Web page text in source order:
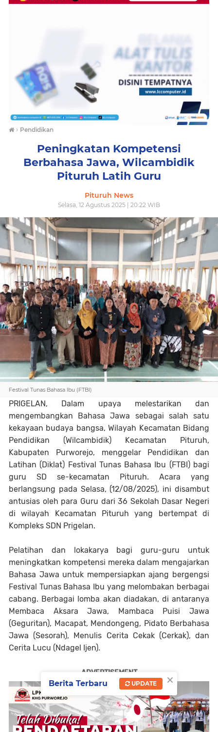
› Pendidikan
Peningkatan Kompetensi
Berbahasa Jawa, Wilcambidik
Pituruh Latih Guru
Pituruh News
Selasa, 12 Agustus 2025 | 20:22 WIB
Festival Tunas Bahasa Ibu (FTBI)
PRIGELAN, Dalam upaya melestarikan dan
mengembangkan Bahasa Jawa sebagai salah satu
kekayaan budaya bangsa, Wilayah Kecamatan Bidang
Pendidikan (Wilcambidik) Kecamatan Pituruh,
Kabupaten Purworejo, menggelar Pendidikan dan
Latihan (Diklat) Festival Tunas Bahasa Ibu (FTBI) bagi
guru SD se-kecamatan Pituruh. Acara yang
berlangsung pada Selasa, (12/08/2025), ini disambut
antusias oleh para Guru dari 36 Sekolah Dasar Negeri
di wilayah Kecamatan Pituruh yang bertempat di
Kompleks SDN Prigelan.
Pelatihan dan lokakarya bagi guru-guru untuk
meningkatkan kompetensi mereka dalam mengajarkan
Bahasa Jawa untuk mempersiapkan ajang bergengsi
Festival Tunas Bahasa Ibu yang melombakan berbagai
cabang. Berbagai lomba akan diadakan, di antaranya
Membaca Aksara Jawa, Mambaca Puisi Jawa
(Geguritan), Macapat, Mendongeng, Pidato Berbahasa
Jawa (Sesorah), Menulis Cerita Cekak (Cerkak), dan
Cerita Lucu (Ndagel Ijen).
ADVERTISEMENT ×
Berita Terbaru UPDATE